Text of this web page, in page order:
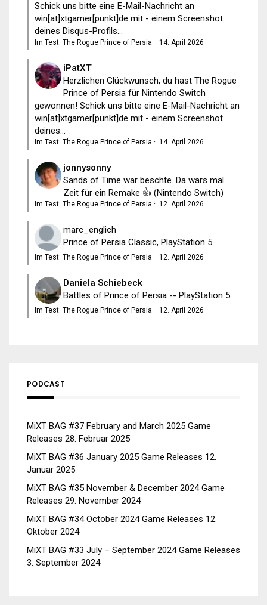
Schick uns bitte eine E-Mail-Nachricht an
win[at]xtgamer[punkt]de mit - einem Screenshot
deines Disqus-Profils...
Im Test: The Rogue Prince of Persia · 14. April 2026
iPatXT
Herzlichen Glückwunsch, du hast The Rogue
Prince of Persia für Nintendo Switch
gewonnen! Schick uns bitte eine E-Mail-Nachricht an
win[at]xtgamer[punkt]de mit - einem Screenshot
deines...
Im Test: The Rogue Prince of Persia · 14. April 2026
jonnysonny
Sands of Time war beschte. Da wärs mal
Zeit für ein Remake 👍 (Nintendo Switch)
Im Test: The Rogue Prince of Persia · 12. April 2026
marc_englich
Prince of Persia Classic, PlayStation 5
Im Test: The Rogue Prince of Persia · 12. April 2026
Daniela Schiebeck
Battles of Prince of Persia -- PlayStation 5
Im Test: The Rogue Prince of Persia · 12. April 2026
PODCAST
MiXT BAG #37 February and March 2025 Game
Releases 28. Februar 2025
MiXT BAG #36 January 2025 Game Releases 12.
Januar 2025
MiXT BAG #35 November & December 2024 Game
Releases 29. November 2024
MiXT BAG #34 October 2024 Game Releases 12.
Oktober 2024
MiXT BAG #33 July – September 2024 Game Releases
3. September 2024